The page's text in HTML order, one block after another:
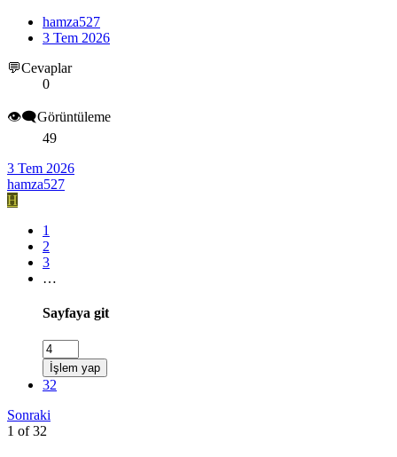
hamza527
3 Tem 2026
💬Cevaplar
0
👁️‍🗨️Görüntüleme
49
3 Tem 2026
hamza527
H
1
2
3
…
Sayfaya git
İşlem yap
32
Sonraki
1 of 32